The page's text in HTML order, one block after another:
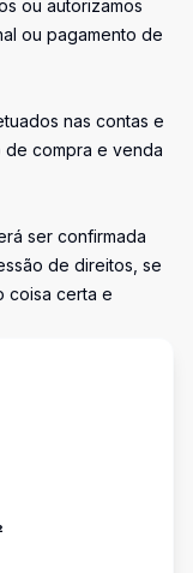
ou autorizamos
ou pagamento de
nas contas e
de compra e venda
ser confirmada
de direitos, se
coisa certa e